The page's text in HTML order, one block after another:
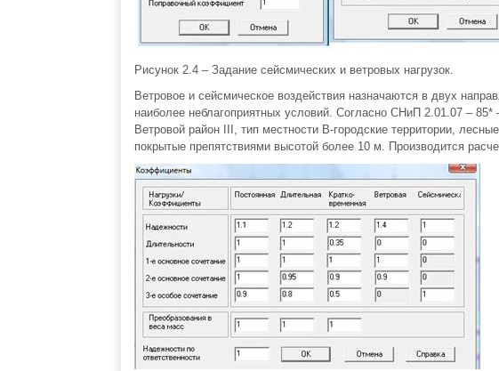
Рисунок 2.4 – Задание сейсмических и ветровых нагрузок.
Ветровое и сейсмическое воздействия назначаются в двух
наиболее неблагоприятных условий. Согласно СНиП 2.01.07 – 85*
Ветровой район III, тип местности В-городские территории,
покрытые препятствиями высотой более 10 м. Производится